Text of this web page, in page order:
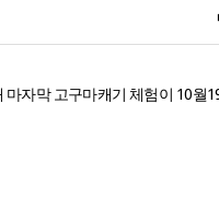
자막 고구마캐기 체험이 10월